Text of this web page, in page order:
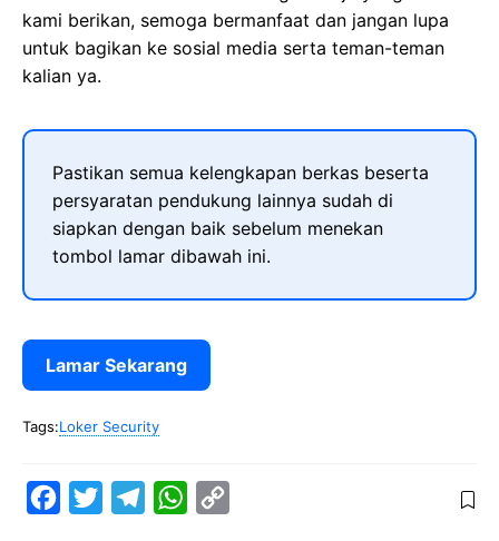
kami berikan, semoga bermanfaat dan jangan lupa
untuk bagikan ke sosial media serta teman-teman
kalian ya.
Pastikan semua kelengkapan berkas beserta
persyaratan pendukung lainnya sudah di
siapkan dengan baik sebelum menekan
tombol lamar dibawah ini.
Lamar Sekarang
Tags:Loker Security
W